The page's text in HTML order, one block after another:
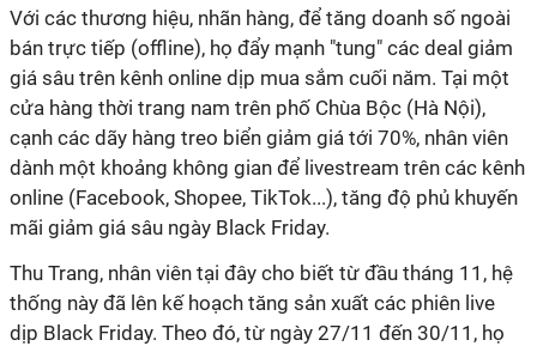
Với các thương hiệu, nhãn hàng, để tăng doanh số ngoài
bán trực tiếp (offline), họ đẩy mạnh "tung" các deal giảm
giá sâu trên kênh online dịp mua sắm cuối năm. Tại một
cửa hàng thời trang nam trên phố Chùa Bộc (Hà Nội),
cạnh các dãy hàng treo biển giảm giá tới 70%, nhân viên
dành một khoảng không gian để livestream trên các kênh
online (Facebook, Shopee, TikTok...), tăng độ phủ khuyến
mãi giảm giá sâu ngày Black Friday.
Thu Trang, nhân viên tại đây cho biết từ đầu tháng 11, hệ
thống này đã lên kế hoạch tăng sản xuất các phiên live
dịp Black Friday. Theo đó, từ ngày 27/11 đến 30/11, họ